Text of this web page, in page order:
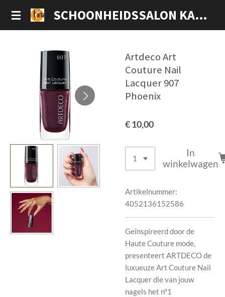
Ga
direct
hoofdinhoud
SCHOONHEIDSSALON KARLA
Artdeco Art
Couture Nail
Lacquer 907
Phoenix
€ 10,00
In
winkelwagen
Artikelnummer:
4052136152586
Geïnspireerd door de
Haute Couture mode,
presenteert ARTDECO de
luxueuze Art Couture Nail
Lacquer die van jouw
nagels het n°1